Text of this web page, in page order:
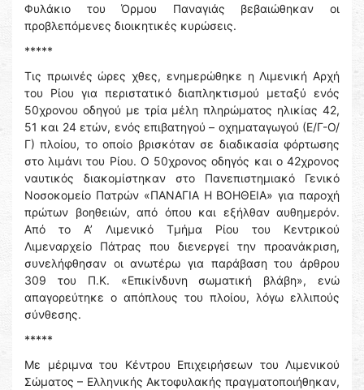
Φυλάκιο του Όρμου Παναγιάς βεβαιώθηκαν οι
προβλεπόμενες διοικητικές κυρώσεις.
*****
Τις πρωινές ώρες χθες, ενημερώθηκε η Λιμενική Αρχή
του Ρίου για περιστατικό διαπληκτισμού μεταξύ ενός
50χρονου οδηγού με τρία μέλη πληρώματος ηλικίας 42,
51 και 24 ετών, ενός επιβατηγού – οχηματαγωγού (Ε/Γ-Ο/
Γ) πλοίου, το οποίο βρισκόταν σε διαδικασία φόρτωσης
στο λιμάνι του Ρίου. Ο 50χρονος οδηγός και ο 42χρονος
ναυτικός διακομίστηκαν στο Πανεπιστημιακό Γενικό
Νοσοκομείο Πατρών «ΠΑΝΑΓΙΑ Η ΒΟΗΘΕΙΑ» για παροχή
πρώτων βοηθειών, από όπου και εξήλθαν αυθημερόν.
Από το Α’ Λιμενικό Τμήμα Ρίου του Κεντρικού
Λιμεναρχείο Πάτρας που διενεργεί την προανάκριση,
συνελήφθησαν οι ανωτέρω για παράβαση του άρθρου
309 του Π.Κ. «Επικίνδυνη σωματική βλάβη», ενώ
απαγορεύτηκε ο απόπλους του πλοίου, λόγω ελλιπούς
σύνθεσης.
*****
Με μέριμνα του Κέντρου Επιχειρήσεων του Λιμενικού
Σώματος – Ελληνικής Ακτοφυλακής πραγματοποιήθηκαν,